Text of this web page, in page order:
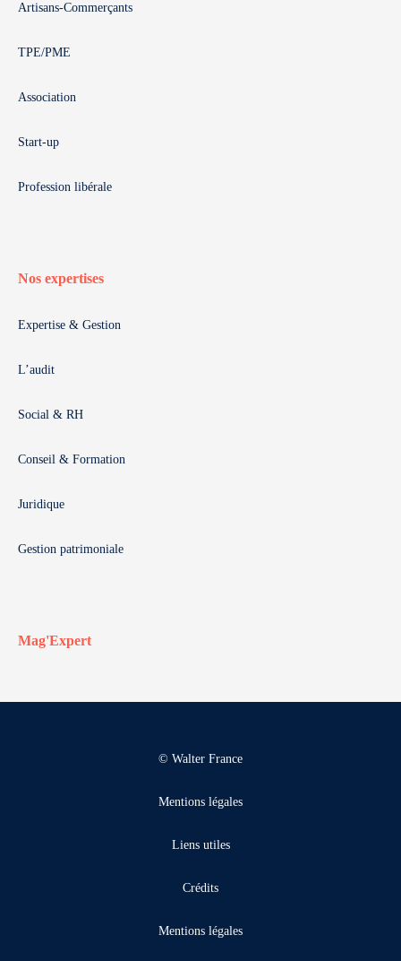
Artisans-Commerçants
TPE/PME
Association
Start-up
Profession libérale
Nos expertises
Expertise & Gestion
L’audit
Social & RH
Conseil & Formation
Juridique
Gestion patrimoniale
Mag'Expert
© Walter France
Mentions légales
Liens utiles
Crédits
Mentions légales